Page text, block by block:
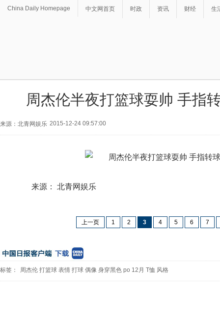
China Daily Homepage 中文网首页 时政 资讯 财经 生
周杰伦半夜打篮球耍帅 手指
来源：北青网娱乐 2015-12-24 09:57:00
来源： 北青网娱乐
上一页 1 2 3 4 5 6 7
标签： 周杰伦 打篮球 表情 打球 偶像 身穿黑色 po 12月 T恤 风格